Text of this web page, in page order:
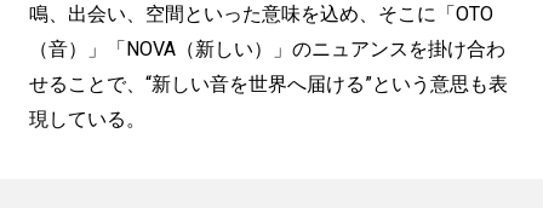
鳴、出会い、空間といった意味を込め、そこに「OTO
（音）」「NOVA（新しい）」のニュアンスを掛け合わ
せることで、“新しい音を世界へ届ける”という意思も表
現している。